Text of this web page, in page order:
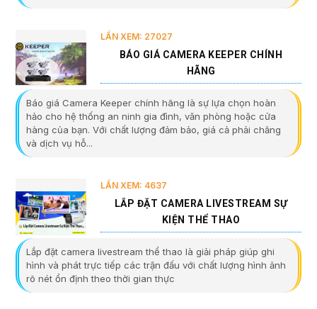
LẦN XEM: 27027
BÁO GIÁ CAMERA KEEPER CHÍNH
HÃNG
Báo giá Camera Keeper chính hãng là sự lựa chọn hoàn
hảo cho hệ thống an ninh gia đình, văn phòng hoặc cửa
hàng của bạn. Với chất lượng đảm bảo, giá cả phải chăng
và dịch vụ hỗ...
LẦN XEM: 4637
LẮP ĐẶT CAMERA LIVESTREAM SỰ
KIỆN THỂ THAO
Lắp đặt camera livestream thể thao là giải pháp giúp ghi
hình và phát trực tiếp các trận đấu với chất lượng hình ảnh
rõ nét ổn định theo thời gian thực